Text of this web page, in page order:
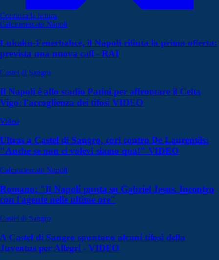
Continua la lettura
Calciomercato Napoli
Lukaku-Fenerbahce, il Napoli rifiuta la prima offerta:
prevista una nuova call - RAI
Castel di Sangro
Il Napoli è allo stadio Patini per affrontare il Celta
Vigo: l'accoglienza dei tifosi VIDEO
Video
Ultras a Castel di Sangro, cori contro De Laurentiis:
"Anche se non ci volevi siamo qua!" VIDEO
Calciomercato Napoli
Romano: "Il Napoli punta su Gabriel Jesus. Incontro
con l'agente nelle ultime ore"
Castel di Sangro
A Castel di Sangro spuntano alcuni tifosi della
Juventus per Allegri - VIDEO